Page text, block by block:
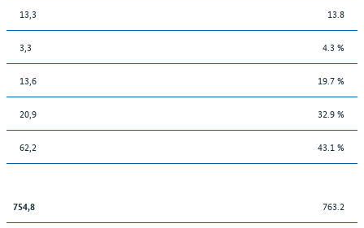
13,3 13.8
3,3 4.3 %
13,6 19.7 %
20,9 32.9 %
62,2 43.1 %
754,8 763.2